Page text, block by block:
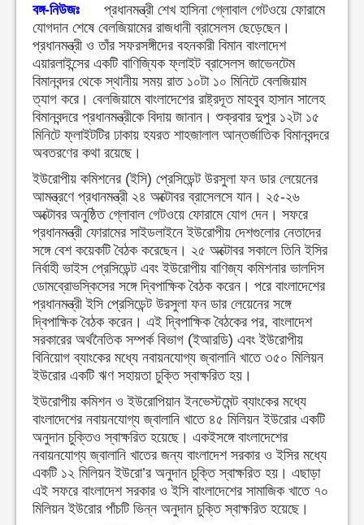
বঙ্গ-নিউজঃ
প্রধানমন্ত্রী শেখ হাসিনা গ্লোবাল গেটওয়ে ফোরামে
যোগদান শেষে বেলজিয়ামের রাজধানী ব্রাসেলস ছেড়েছেন।
প্রধানমন্ত্রী ও তাঁর সফরসঙ্গীদের বহনকারী বিমান বাংলাদেশ
এয়ারলাইন্সের একটি বাণিজ্যিক ফ্লাইট ব্রাসেলস জাভেনটেম
বিমানবন্দর থেকে স্থানীয় সময় রাত ১০টা ১০ মিনিটে বেলজিয়াম
ত্যাগ করে। বেলজিয়ামে বাংলাদেশের রাষ্ট্রদূত মাহবুব হাসান সালেহ
বিমানবন্দরে প্রধানমন্ত্রীকে বিদায় জানান। শুক্রবার দুপুর ১২টা ১৫
মিনিটে ফ্লাইটটির ঢাকায় হযরত শাহজালাল আন্তর্জাতিক বিমানবন্দরে
অবতরণের কথা রয়েছে।
ইউরোপীয় কমিশনের (ইসি) প্রেসিডেন্ট উরসুলা ফন ডার লেয়েনের
আমন্ত্রণে প্রধানমন্ত্রী ২৪ অক্টোবর ব্রাসেলসে যান। ২৫-২৬
অক্টোবর অনুষ্ঠিত গ্লোবাল গেটওয়ে ফোরামে যোগ দেন। সফরে
প্রধানমন্ত্রী ফোরামের সাইডলাইনে ইউরোপীয় দেশগুলোর নেতাদের
সঙ্গে বেশ কয়েকটি বৈঠক করেছেন। ২৫ অক্টোবর সকালে তিনি ইসির
নির্বাহী ভাইস প্রেসিডেন্ট এবং ইউরোপীয় বাণিজ্য কমিশনার ভালদিস
ডোমব্রোভস্কিসের সঙ্গে দ্বিপাক্ষিক বৈঠক করেন। পরে বাংলাদেশের
প্রধানমন্ত্রী ইসি প্রেসিডেন্ট উরসুলা ফন ডার লেয়েনের সঙ্গে
দ্বিপাক্ষিক বৈঠক করেন। এই দ্বিপাক্ষিক বৈঠকের পর, বাংলাদেশ
সরকারের অর্থনৈতিক সম্পর্ক বিভাগ (ইআরডি) এবং ইউরোপীয়
বিনিয়োগ ব্যাংকের মধ্যে নবায়নযোগ্য জ্বালানি খাতে ৩৫০ মিলিয়ন
ইউরোর একটি ঋণ সহায়তা চুক্তি স্বাক্ষরিত হয়।
ইউরোপীয় কমিশন ও ইউরোপিয়ান ইনভেস্টমেন্ট ব্যাংকের মধ্যে
বাংলাদেশের নবায়নযোগ্য জ্বালানি খাতে ৪৫ মিলিয়ন ইউরোর একটি
অনুদান চুক্তিও স্বাক্ষরিত হয়েছে। একইসঙ্গে বাংলাদেশের
নবায়নযোগ্য জ্বালানি খাতের জন্য বাংলাদেশ সরকার ও ইসির মধ্যে
একটি ১২ মিলিয়ন ইউরো’র অনুদান চুক্তি স্বাক্ষরিত হয়। এছাড়া
এই সফরে বাংলাদেশ সরকার ও ইসি বাংলাদেশের সামাজিক খাতে ৭০
মিলিয়ন ইউরোর পাঁচটি ভিন্ন অনুদান চুক্তি স্বাক্ষরিত হয়েছে।